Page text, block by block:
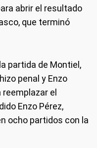
abrir el resultado
que terminó
partida de Montiel,
penal y Enzo
reemplazar el
Enzo Pérez,
ocho partidos con la